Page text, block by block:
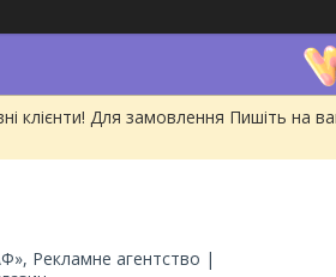
клієнти! Для замовлення Пишіть на
Рекламне агентство |